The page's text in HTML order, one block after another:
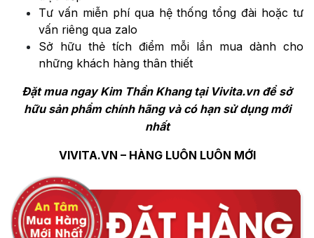
Tư vấn miễn phí qua hệ thống tổng đài hoặc tư
vấn riêng qua zalo
Sở hữu thẻ tích điểm mỗi lần mua dành cho
những khách hàng thân thiết
Đặt mua ngay Kim Thần Khangtại Vivita.vn để sở
hữu sản phẩm chính hãng và có hạn sử dụng mới
nhất
VIVITA.VN – HÀNG LUÔN LUÔN MỚI